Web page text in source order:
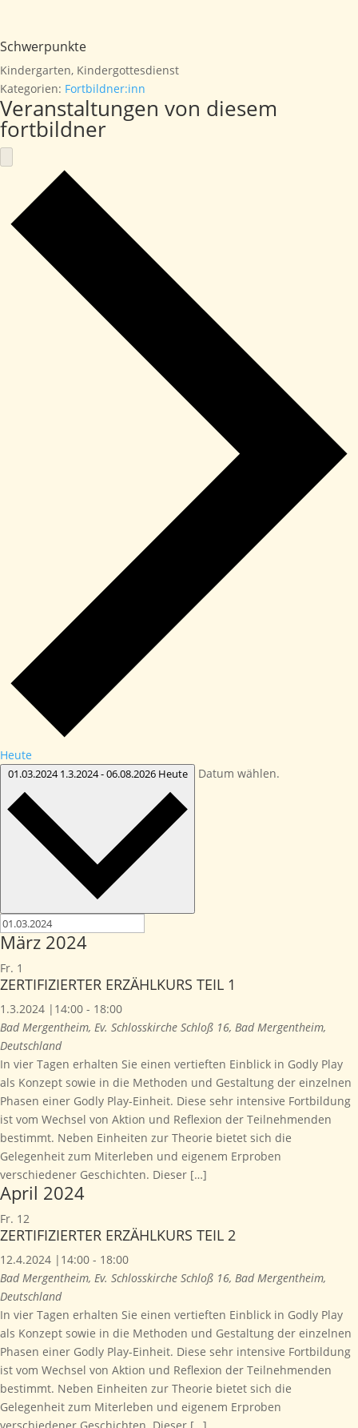
Schwerpunkte
Kindergarten, Kindergottesdienst
Kategorien: Fortbildner:inn
Veranstaltungen von diesem
fortbildner
Heute
01.03.20241.3.2024-06.08.2026 Heute Datum wählen.
März 2024
Fr. 1
ZERTIFIZIERTER ERZÄHLKURS TEIL 1
1.3.2024 |14:00 - 18:00
Bad Mergentheim, Ev. Schlosskirche Schloß 16, Bad Mergentheim,
Deutschland
In vier Tagen erhalten Sie einen vertieften Einblick in Godly Play
als Konzept sowie in die Methoden und Gestaltung der einzelnen
Phasen einer Godly Play-Einheit. Diese sehr intensive Fortbildung
ist vom Wechsel von Aktion und Reflexion der Teilnehmenden
bestimmt. Neben Einheiten zur Theorie bietet sich die
Gelegenheit zum Miterleben und eigenem Erproben
verschiedener Geschichten. Dieser […]
April 2024
Fr. 12
ZERTIFIZIERTER ERZÄHLKURS TEIL 2
12.4.2024 |14:00 - 18:00
Bad Mergentheim, Ev. Schlosskirche Schloß 16, Bad Mergentheim,
Deutschland
In vier Tagen erhalten Sie einen vertieften Einblick in Godly Play
als Konzept sowie in die Methoden und Gestaltung der einzelnen
Phasen einer Godly Play-Einheit. Diese sehr intensive Fortbildung
ist vom Wechsel von Aktion und Reflexion der Teilnehmenden
bestimmt. Neben Einheiten zur Theorie bietet sich die
Gelegenheit zum Miterleben und eigenem Erproben